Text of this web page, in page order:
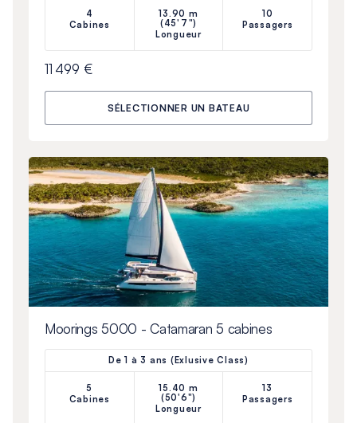
4
Cabines
13.90 m
(45'7")
Longueur
10
Passagers
11 499 €
SÉLECTIONNER UN BATEAU
Moorings 5000 - Catamaran 5 cabines
De 1 à 3 ans (Exlusive Class)
5
Cabines
15.40 m
(50'6")
Longueur
13
Passagers